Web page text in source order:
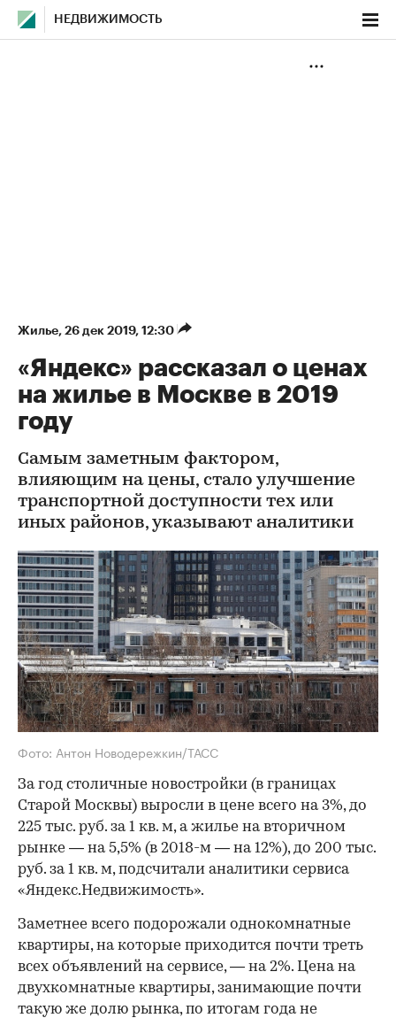
НЕДВИЖИМОСТЬ
Жилье⁠, 26 дек 2019, 12:30
«Яндекс» рассказал о ценах
на жилье в Москве в 2019
году
Самым заметным фактором,
влияющим на цены, стало улучшение
транспортной доступности тех или
иных районов, указывают аналитики
Фото: Антон Новодережкин/ТАСС
За год столичные новостройки (в границах
Старой Москвы) выросли в цене всего на 3%, до
225 тыс. руб. за 1 кв. м, а жилье на вторичном
рынке — на 5,5% (в 2018-м — на 12%), до 200 тыс.
руб. за 1 кв. м, подсчитали аналитики сервиса
«Яндекс.Недвижимость».
Заметнее всего подорожали однокомнатные
квартиры, на которые приходится почти треть
всех объявлений на сервисе, — на 2%. Цена на
двухкомнатные квартиры, занимающие почти
такую же долю рынка, по итогам года не